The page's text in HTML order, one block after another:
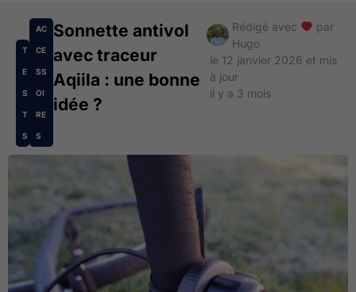
T
E
S
T
S
AC
CE
SS
OI
RE
S
Sonnette antivol
avec traceur
Aqiila : une bonne
idée ?
Rédigé avec
par
Hugo
le 12 janvier 2026 et mis
à jour
il y a 3 mois